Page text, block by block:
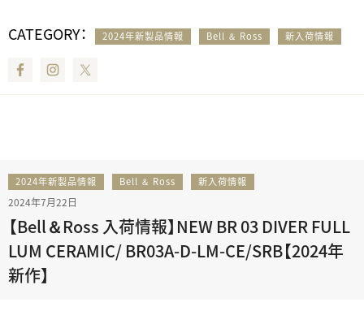
CATEGORY： 2024年新製品情報 Bell ＆ Ross 新入荷情報
FacebookInstagram
2024年新製品情報 Bell ＆ Ross 新入荷情報
2024年7月22日
【Bell＆Ross 入荷情報】NEW BR 03 DIVER FULL
LUM CERAMIC/ BR03A-D-LM-CE/SRB【2024年
新作】